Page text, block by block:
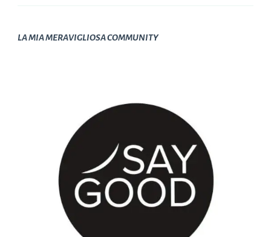
LA MIA MERAVIGLIOSA COMMUNITY